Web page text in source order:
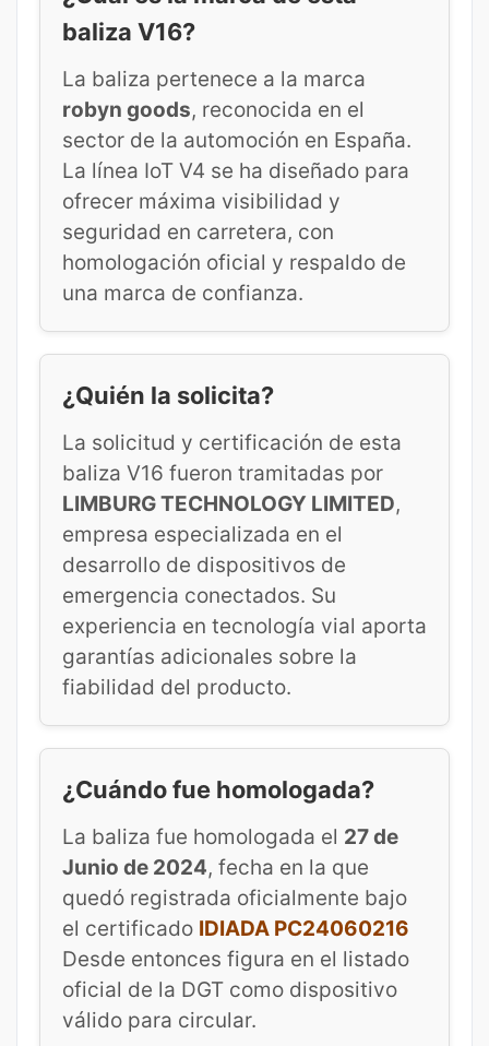
baliza V16?
La baliza pertenece a la marca
robyn goods, reconocida en el
sector de la automoción en España.
La línea IoT V4 se ha diseñado para
ofrecer máxima visibilidad y
seguridad en carretera, con
homologación oficial y respaldo de
una marca de confianza.
¿Quién la solicita?
La solicitud y certificación de esta
baliza V16 fueron tramitadas por
LIMBURG TECHNOLOGY LIMITED,
empresa especializada en el
desarrollo de dispositivos de
emergencia conectados. Su
experiencia en tecnología vial aporta
garantías adicionales sobre la
fiabilidad del producto.
¿Cuándo fue homologada?
La baliza fue homologada el 27 de
Junio de 2024, fecha en la que
quedó registrada oficialmente bajo
el certificado IDIADA PC24060216
Desde entonces figura en el listado
oficial de la DGT como dispositivo
válido para circular.